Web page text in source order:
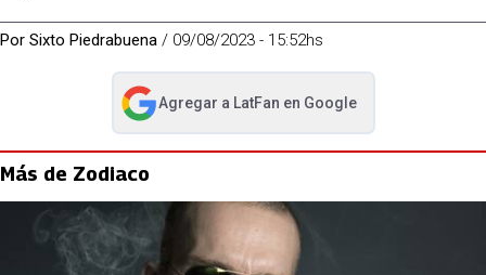
Por Sixto Piedrabuena / 09/08/2023 - 15:52hs
Agregar a LatFan en Google
abre en nueva pestaña
Más de Zodiaco